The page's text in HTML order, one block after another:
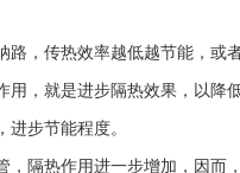
，传热效率越低越节能，或
，就是进步隔热效果，以
步节能程度。
热作用进一步增加，因而